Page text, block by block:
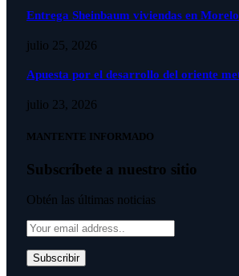
Entrega Sheinbaum viviendas en
julio 25, 2026
Apuesta por el desarrollo del oriente
julio 23, 2026
MANTENTE INFORMADO
Subscríbete a nuestro sitio
Obtén las últimas noticias